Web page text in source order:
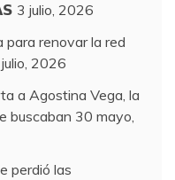
3 julio, 2026
para renovar la red
2026
a Agostina Vega, la
buscaban 30 mayo,
perdió las